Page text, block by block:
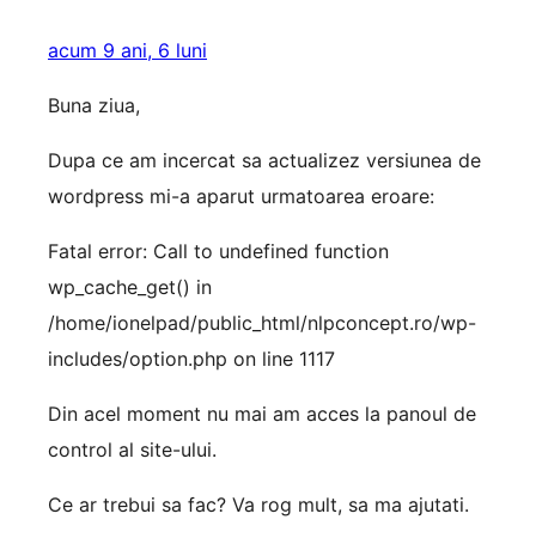
acum 9 ani, 6 luni
Buna ziua,
Dupa ce am incercat sa actualizez versiunea de
wordpress mi-a aparut urmatoarea eroare:
Fatal error: Call to undefined function
wp_cache_get() in
/home/ionelpad/public_html/nlpconcept.ro/wp-
includes/option.php on line 1117
Din acel moment nu mai am acces la panoul de
control al site-ului.
Ce ar trebui sa fac? Va rog mult, sa ma ajutati.